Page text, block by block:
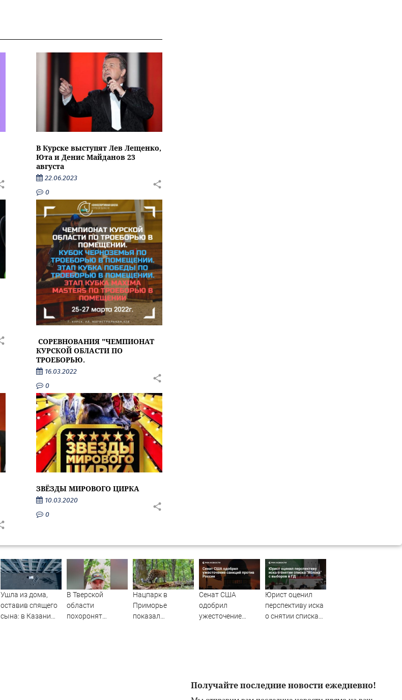
В Курске выступят Лев Лещенко,
Юта и Денис Майданов 23
августа
22.06.2023
0
СОРЕВНОВАНИЯ "ЧЕМПИОНАТ
КУРСКОЙ ОБЛАСТИ ПО
ТРОЕБОРЬЮ.
16.03.2022
0
ЗВЁЗДЫ МИРОВОГО ЦИРКА
10.03.2020
0
Ушла из дома,
оставив спящего
сына: в Казани
В Тверской
области
похоронят
Нацпарк в
Приморье
показал
Сенат США
одобрил
ужесточение
Юрист оценил
перспективу иска
о снятии списка
Получайте последние новости ежедневно!